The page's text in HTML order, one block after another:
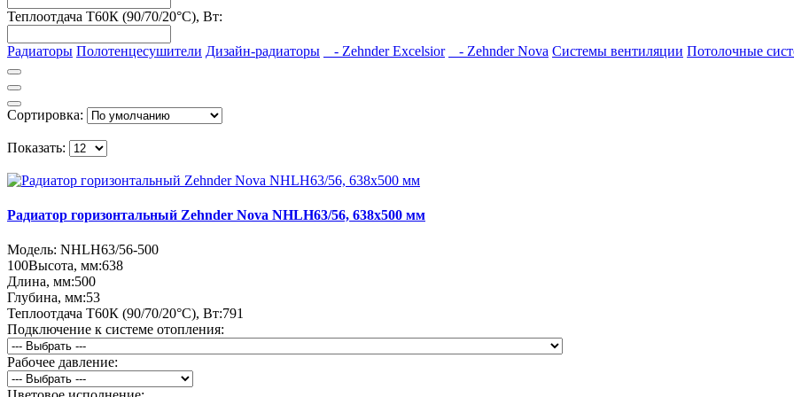
Теплоотдача Т60К (90/70/20°C), Вт:
Радиаторы Полотенцесушители Дизайн-радиаторы - Zehnder Excelsior - Zehnder Nova Системы вентиляции Потолочные
Сортировка:
Показать:
Радиатор горизонтальный Zehnder Nova NHLH63/56, 638х500 мм
Модель: NHLH63/56-500
100Высота, мм:638
Длина, мм:500
Глубина, мм:53
Теплоотдача Т60К (90/70/20°C), Вт:791
Подключение к системе отопления:
Рабочее давление: